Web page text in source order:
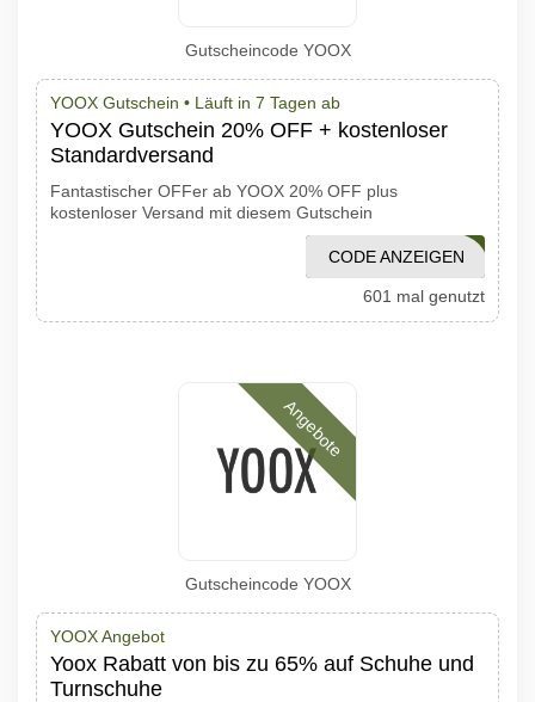
Gutscheincode YOOX
YOOX Gutschein • Läuft in 7 Tagen ab
YOOX Gutschein 20% OFF + kostenloser
Standardversand
Fantastischer OFFer ab YOOX 20% OFF plus
kostenloser Versand mit diesem Gutschein
92YOL
CODE ANZEIGEN
601 mal genutzt
Angebote
Gutscheincode YOOX
YOOX Angebot
Yoox Rabatt von bis zu 65% auf Schuhe und
Turnschuhe